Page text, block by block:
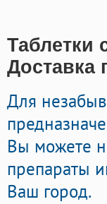
Таблетки
Доставка
Для
Вы можете
препараты
Ваш город.